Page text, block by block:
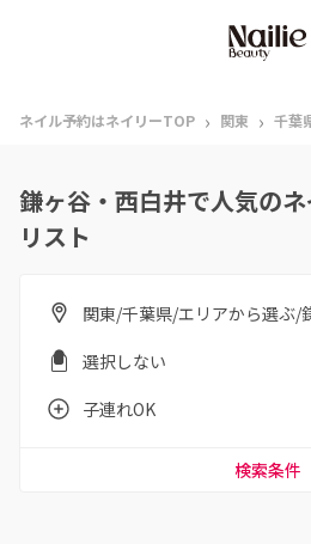
ネイル予約はネイリーTOP › 関東 › 千葉
鎌ヶ谷・西白井で人気の
リスト
関東/千葉県/エリアから選ぶ/
選択しない
子連れOK
検索条件